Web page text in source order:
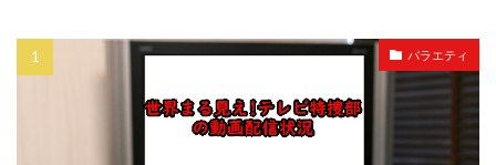
バラエティ